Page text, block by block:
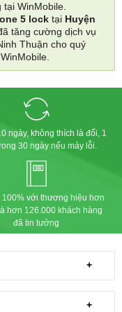
WinMobile.
5 lock tại Huyện
tăng cường dịch vụ
Thuận cho quý
ngày, không thích là đổi, 1
30 ngày nếu máy lỗi.
100% với thương hiệu hơn
hơn 126.000 khách hàng
đã tin tưởng
+
+